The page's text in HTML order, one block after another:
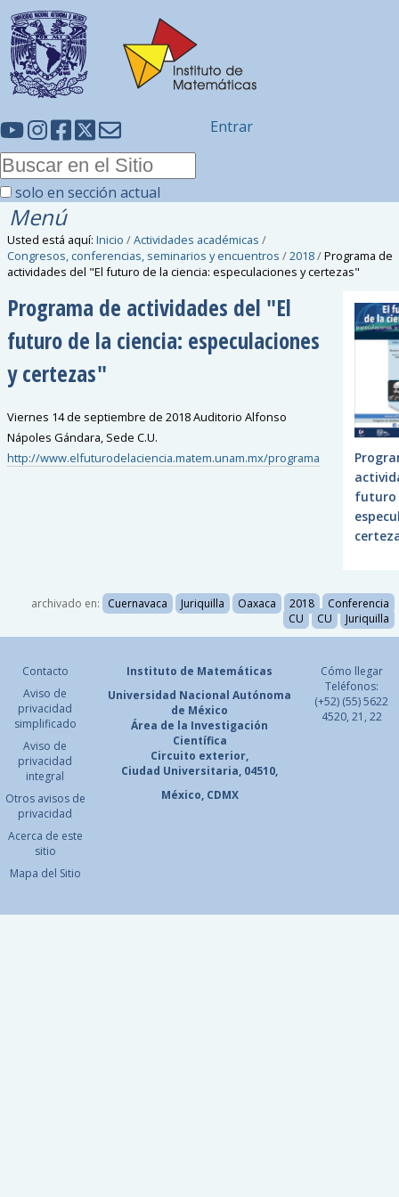
solo en sección actual
Entrar
Menú
Usted está aquí: Inicio /Actividades académicas /
Congresos, conferencias, seminarios y encuentros /2018/Programa de
actividades del "El futuro de la ciencia: especulaciones y certezas"
Programa de actividades del "El
futuro de la ciencia: especulaciones
y certezas"
Viernes 14 de septiembre de 2018 Auditorio Alfonso
Nápoles Gándara, Sede C.U.
http://www.elfuturodelaciencia.matem.unam.mx/programa
futuro
archivado en: Cuernavaca Juriquilla Oaxaca 2018
Conferencia
CU
CU Juriquilla
Contacto
Aviso de
privacidad
simplificado
Aviso de
privacidad
integral
Otros avisos de
privacidad
Acerca de este
sitio
Mapa del Sitio
Instituto de Matemáticas
Universidad Nacional Autónoma
de México
Área de la Investigación
Científica
Circuito exterior,
Ciudad Universitaria, 04510,
México, CDMX
Cómo llegar
Teléfonos:
(+52) (55) 5622
4520, 21, 22